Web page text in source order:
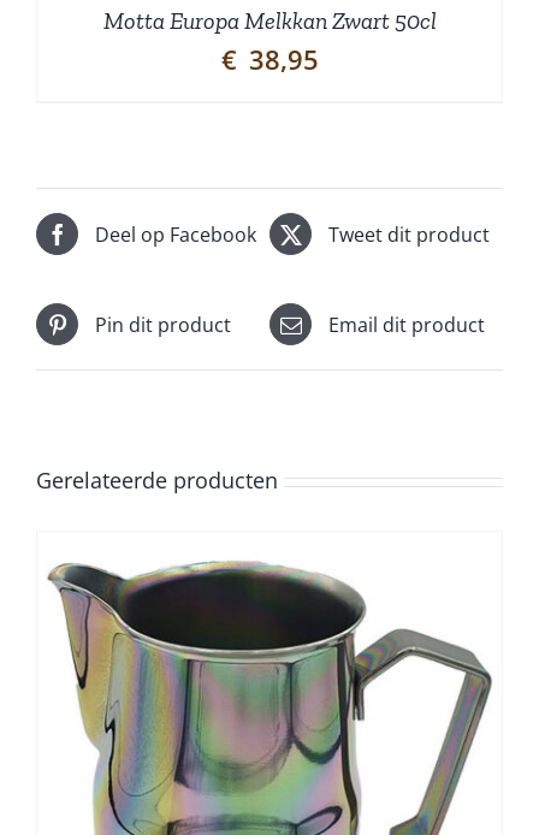
Motta Europa Melkkan Zwart 50cl
€ 38,95
Deel op Facebook Tweet dit product
Pin dit product Email dit product
Gerelateerde producten